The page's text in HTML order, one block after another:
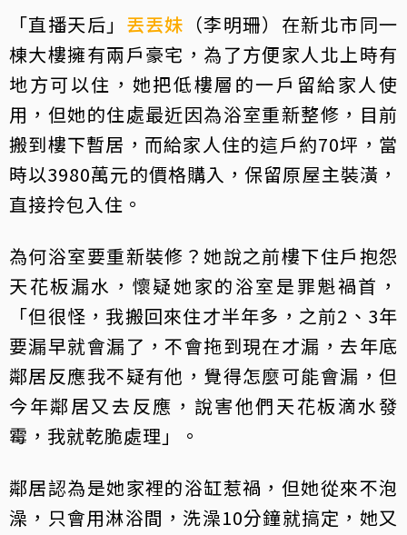
「直播天后」 丟丟妹 （李明珊）在新北市同一
棟大樓擁有兩戶豪宅，為了方便家人北上時有
地方可以住，她把低樓層的一戶留給家人使
用，但她的住處最近因為浴室重新整修，目前
搬到樓下暫居，而給家人住的這戶約70坪，當
時以3980萬元的價格購入，保留原屋主裝潢，
直接拎包入住。
為何浴室要重新裝修？她說之前樓下住戶抱怨
天花板漏水，懷疑她家的浴室是罪魁禍首，
「但很怪，我搬回來住才半年多，之前2、3年
要漏早就會漏了，不會拖到現在才漏，去年底
鄰居反應我不疑有他，覺得怎麼可能會漏，但
今年鄰居又去反應，說害他們天花板滴水發
霉，我就乾脆處理」。
鄰居認為是她家裡的浴缸惹禍，但她從來不泡
澡，只會用淋浴間，洗澡10分鐘就搞定，她又